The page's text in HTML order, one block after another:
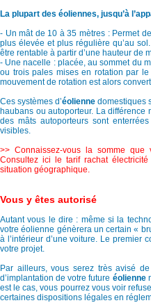
La plupart des éoliennes, jusqu’à
- Un mât de 10 à 35 mètres : Permet
plus élevée et plus régulière qu’au
être rentable à partir d’une hauteur de
- Une nacelle : placée, au sommet du
ou trois pales mises en rotation par
mouvement de rotation est alors
Ces systèmes d’éolienne domestiques
haubans ou autoporteur. La
des mâts autoporteurs sont
visibles.
>> Connaissez-vous la somme
Consultez ici le tarif rachat
situation géographique.
Vous y êtes autorisé
Autant vous le dire : même si la
votre éolienne génèrera un certain «
à l’intérieur d’une voiture. Le premier
votre projet.
Par ailleurs, vous serez très avisé
d’implantation de votre future éolienne
est le cas, vous pourrez vous voir
certaines dispositions légales en